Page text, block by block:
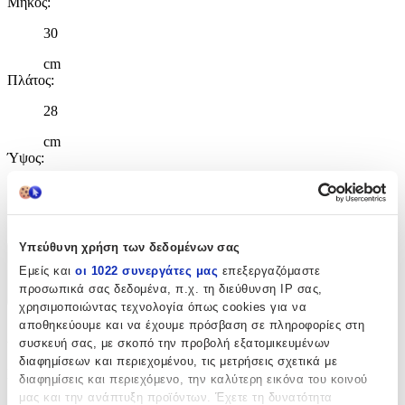
Υπεύθυνη χρήση των δεδομένων σας
Εμείς και οι 1022 συνεργάτες μας επεξεργαζόμαστε
προσωπικά σας δεδομένα, π.χ. τη διεύθυνση IP σας,
χρησιμοποιώντας τεχνολογία όπως cookies για να
αποθηκεύουμε και να έχουμε πρόσβαση σε πληροφορίες στη
συσκευή σας, με σκοπό την προβολή εξατομικευμένων
διαφημίσεων και περιεχομένου, τις μετρήσεις σχετικά με
διαφημίσεις και περιεχόμενο, την καλύτερη εικόνα του κοινού
μας και την ανάπτυξη προϊόντων. Έχετε τη δυνατότητα
30
cm
Πλάτος:
28
cm
Ύψος:
cm
Χαρακτηριστικά
+
Χαρακτηριστικά
Κατασκευαστής: